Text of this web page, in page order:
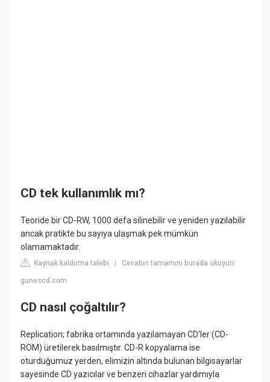
CD tek kullanımlık mı?
Teoride bir CD-RW, 1000 defa silinebilir ve yeniden yazılabilir
ancak pratikte bu sayıya ulaşmak pek mümkün
olamamaktadır.
Kaynak kaldırma talebi |Cevabın tamamını burada okuyun:
gunescd.com
CD nasıl çoğaltılır?
Replication; fabrika ortamında yazılamayan CD'ler (CD-
ROM) üretilerek basılmıştır. CD-R kopyalama ise
oturduğumuz yerden, elimizin altında bulunan bilgisayarlar
sayesinde CD yazıcılar ve benzeri cihazlar yardımıyla